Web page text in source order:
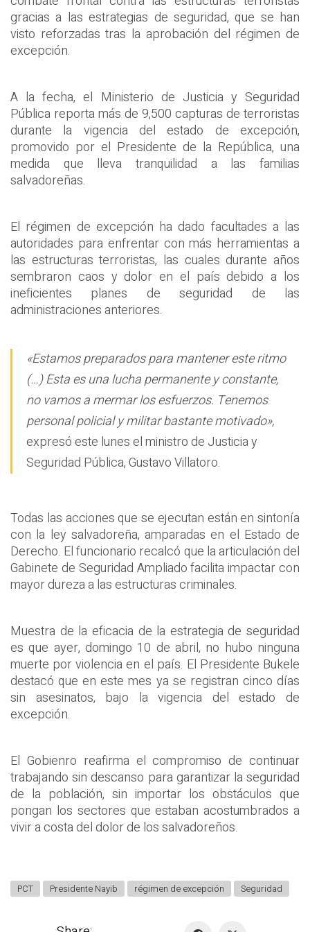
gracias a las estrategias de seguridad, que se han
visto reforzadas tras la aprobación del régimen de
excepción.
A la fecha, el Ministerio de Justicia y Seguridad
Pública reporta más de 9,500 capturas de terroristas
durante la vigencia del estado de excepción,
promovido por el Presidente de la República, una
medida que lleva tranquilidad a las familias
salvadoreñas.
El régimen de excepción ha dado facultades a las
autoridades para enfrentar con más herramientas a
las estructuras terroristas, las cuales durante años
sembraron caos y dolor en el país debido a los
ineficientes planes de seguridad de las
administraciones anteriores.
«Estamos preparados para mantener este ritmo
(…) Esta es una lucha permanente y constante,
no vamos a mermar los esfuerzos. Tenemos
personal policial y militar bastante motivado»,
expresó este lunes el ministro de Justicia y
Seguridad Pública, Gustavo Villatoro.
Todas las acciones que se ejecutan están en sintonía
con la ley salvadoreña, amparadas en el Estado de
Derecho. El funcionario recalcó que la articulación del
Gabinete de Seguridad Ampliado facilita impactar con
mayor dureza a las estructuras criminales.
Muestra de la eficacia de la estrategia de seguridad
es que ayer, domingo 10 de abril, no hubo ninguna
muerte por violencia en el país. El Presidente Bukele
destacó que en este mes ya se registran cinco días
sin asesinatos, bajo la vigencia del estado de
excepción.
El Gobienro reafirma el compromiso de continuar
trabajando sin descanso para garantizar la seguridad
de la población, sin importar los obstáculos que
pongan los sectores que estaban acostumbrados a
vivir a costa del dolor de los salvadoreños.
PCT Presidente Nayib régimen de excepción Seguridad